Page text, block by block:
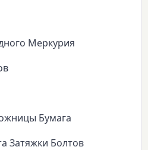
Меркурия
Бумага
Затяжки Болтов